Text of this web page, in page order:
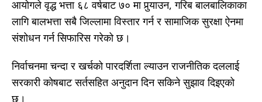
आयोगले वृद्ध भत्ता ६८ वर्षबाट ७० मा पुर्‍याउन, गरिब बालबालिकाका
लागि बालभत्ता सबै जिल्लामा विस्तार गर्न र सामाजिक सुरक्षा ऐनमा
संशोधन गर्न सिफारिस गरेको छ।
निर्वाचनमा चन्दा र खर्चको पारदर्शिता ल्याउन राजनीतिक दललाई
सरकारी कोषबाट सर्तसहित अनुदान दिन सकिने सुझाव दिइएको
छ।